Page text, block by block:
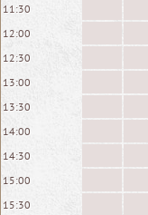
11:30
12:00
12:30
13:00
13:30
14:00
14:30
15:00
15:30